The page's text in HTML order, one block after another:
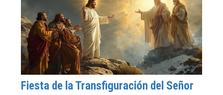
Fiesta de la Transfiguración del Señor